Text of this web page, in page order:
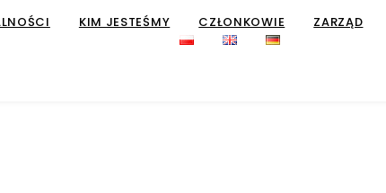
KIM JESTEŚMY CZŁONKOWIE ZARZĄD